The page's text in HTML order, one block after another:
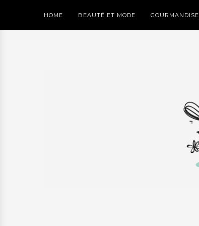
HOME BEAUTÉ ET MODE GOURMANDISE